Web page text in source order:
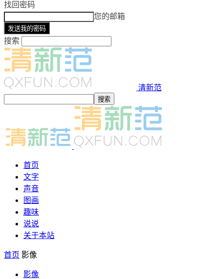
找回密码
您的邮箱
搜索
清新范
首页
文字
声音
图画
趣味
说说
关于本站
首页 影像
影像